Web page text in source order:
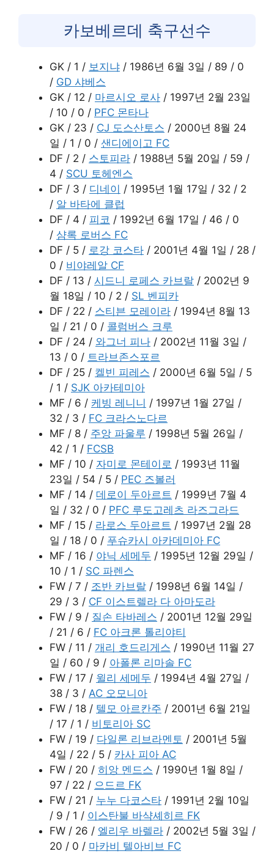
카보베르데 축구선수
GK / 1 / 보지냐 / 1986년 6월 3일 / 89 / 0
/ GD 샤베스
GK / 12 / 마르시오 로사 / 1997년 2월 23일
/ 10 / 0 / PFC 몬타나
GK / 23 / CJ 도스산토스 / 2000년 8월 24
일 / 1 / 0 / 샌디에이고 FC
DF / 2 / 스토피라 / 1988년 5월 20일 / 59 /
4 / SCU 토헤엔스
DF / 3 / 디네이 / 1995년 1월 17일 / 32 / 2
/ 알 바타에 클럽
DF / 4 / 피코 / 1992년 6월 17일 / 46 / 0
/ 샴록 로버스 FC
DF / 5 / 로강 코스타 / 2001년 4월 1일 / 28 /
0 / 비야레알 CF
DF / 13 / 시드니 로페스 카브랄 / 2002년 9
월 18일 / 10 / 2 / SL 벤피카
DF / 22 / 스티븐 모레이라 / 1994년 8월 13
일 / 21 / 0 / 콜럼버스 크루
DF / 24 / 와그너 피나 / 2002년 11월 3일 /
13 / 0 / 트라브존스포르
DF / 25 / 켈빈 피레스 / 2000년 6월 5일 / 5
/ 1 / SJK 아카테미아
MF / 6 / 케빙 레니니 / 1997년 1월 27일 /
32 / 3 / FC 크라스노다르
MF / 8 / 주앙 파울루 / 1998년 5월 26일 /
42 / 1 / FCSB
MF / 10 / 자미로 몬테이로 / 1993년 11월
23일 / 54 / 5 / PEC 즈볼러
MF / 14 / 데로이 두아르트 / 1999년 7월 4
일 / 32 / 0 / PFC 루도고레츠 라즈그라드
MF / 15 / 라로스 두아르트 / 1997년 2월 28
일 / 18 / 0 / 푸슈카시 아카데미아 FC
MF / 16 / 야닉 세메두 / 1995년 12월 29일 /
10 / 1 / SC 파렌스
FW / 7 / 조반 카브랄 / 1998년 6월 14일 /
29 / 3 / CF 이스트렐라 다 아마도라
FW / 9 / 질손 타바레스 / 2001년 12월 29일
/ 21 / 6 / FC 아크론 톨리야티
FW / 11 / 개리 호드리게스 / 1990년 11월 27
일 / 60 / 9 / 아폴론 리마솔 FC
FW / 17 / 윌리 세메두 / 1994년 4월 27일 /
38 / 3 / AC 오모니아
FW / 18 / 텔모 아르칸주 / 2001년 6월 21일
/ 17 / 1 / 비토리아 SC
FW / 19 / 다일론 리브라멘토 / 2001년 5월
4일 / 22 / 5 / 카사 피아 AC
FW / 20 / 히앙 멘드스 / 1990년 1월 8일 /
97 / 22 / 으드르 FK
FW / 21 / 누누 다코스타 / 1991년 2월 10일
/ 9 / 1 / 이스탄불 바샥셰히르 FK
FW / 26 / 엘리우 바렐라 / 2002년 5월 3일 /
20 / 0 / 마카비 텔아비브 FC